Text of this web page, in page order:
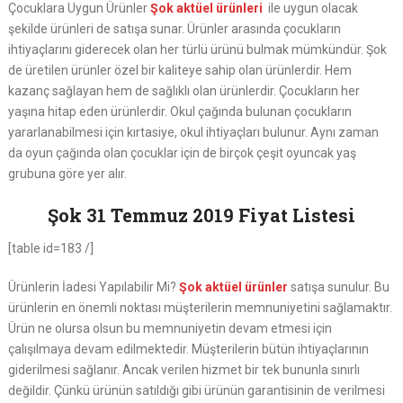
Çocuklara Uygun ÜrünlerŞok aktüel ürünleri ile uygun olacak
şekilde ürünleri de satışa sunar. Ürünler arasında çocukların
ihtiyaçlarını giderecek olan her türlü ürünü bulmak mümkündür. Şok
de üretilen ürünler özel bir kaliteye sahip olan ürünlerdir. Hem
kazanç sağlayan hem de sağlıklı olan ürünlerdir. Çocukların her
yaşına hitap eden ürünlerdir. Okul çağında bulunan çocukların
yararlanabilmesi için kırtasiye, okul ihtiyaçları bulunur. Aynı zaman
da oyun çağında olan çocuklar için de birçok çeşit oyuncak yaş
grubuna göre yer alır.
Şok 31 Temmuz 2019 Fiyat Listesi
[table id=183 /]
Ürünlerin İadesi Yapılabilir Mi? Şok aktüel ürünler satışa sunulur. Bu
ürünlerin en önemli noktası müşterilerin memnuniyetini sağlamaktır.
Ürün ne olursa olsun bu memnuniyetin devam etmesi için
çalışılmaya devam edilmektedir. Müşterilerin bütün ihtiyaçlarının
giderilmesi sağlanır. Ancak verilen hizmet bir tek bununla sınırlı
değildir. Çünkü ürünün satıldığı gibi ürünün garantisinin de verilmesi